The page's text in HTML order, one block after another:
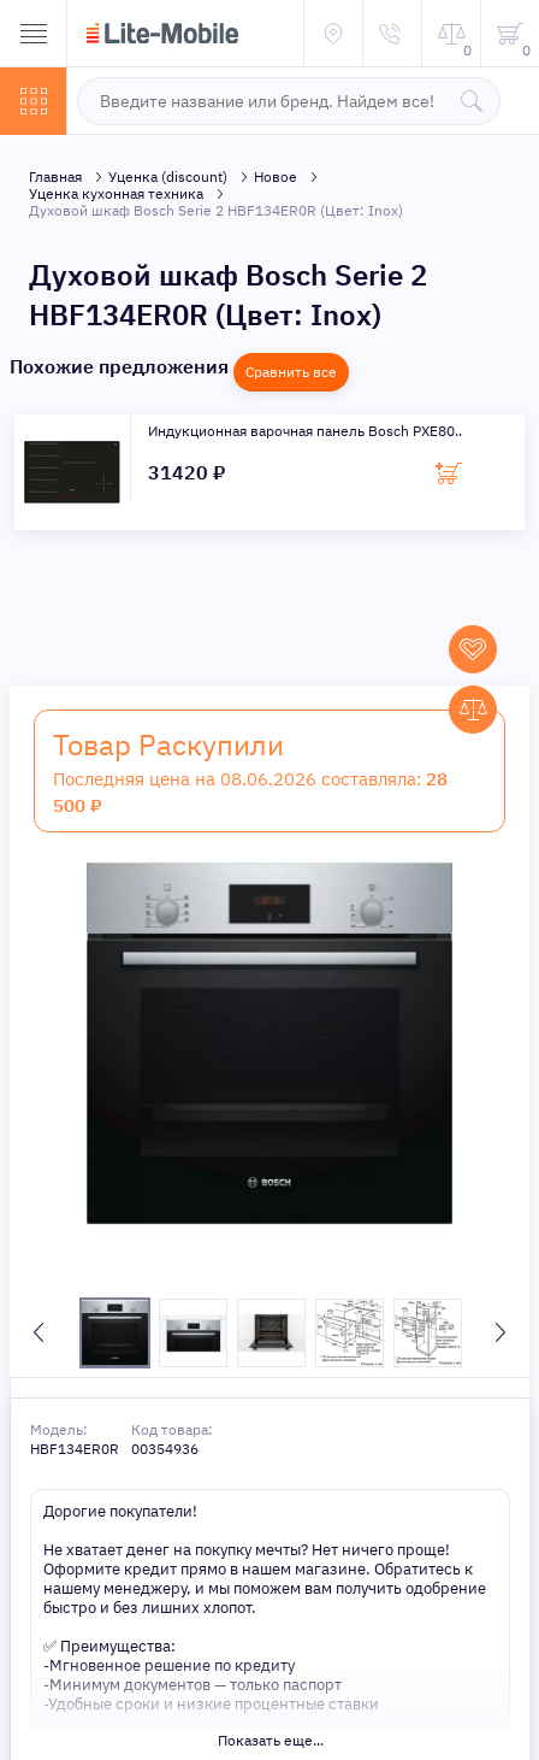
0 0
Главная Уценка (discount)
Новое
Уценка кухонная техника
Духовой шкаф Bosch Serie 2 HBF134ER0R (Цвет: Inox)
Духовой шкаф Bosch Serie 2
HBF134ER0R (Цвет: Inox)
Похожие предложения Сравнить все
Индукционная варочная панель Bosch PXE80..
31420 ₽
Товар Раскупили
Последняя цена на 08.06.2026 составляла: 28
500 ₽
Модель:
HBF134ER0R
Код товара:
00354936
Дорогие покупатели!
Не хватает денег на покупку мечты? Нет ничего проще!
Оформите кредит прямо в нашем магазине. Обратитесь к
нашему менеджеру, и мы поможем вам получить одобрение
быстро и без лишних хлопот.
✅ Преимущества:
-Мгновенное решение по кредиту
-Минимум документов — только паспорт
-Удобные сроки и низкие процентные ставки
Не откладывайте свои желания на потом! Получите то, что
Показать еще...